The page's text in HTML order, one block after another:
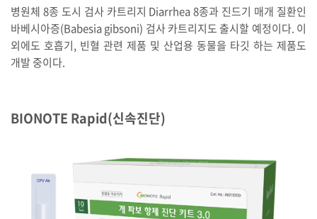
병원체 8종 도시 검사 카트리지 Diarrhea 8종과 진드기 매개 질환인
바베시아증(Babesia gibsoni) 검사 카트리지도 출시할 예정이다. 이
외에도 호흡기, 빈혈 관련 제품 및 산업용 동물을 타깃 하는 제품도
개발 중이다.
BIONOTE Rapid(신속진단)